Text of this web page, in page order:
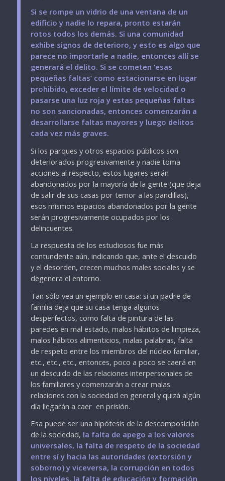
Si se rompe un vidrio de una ventana de un
edificio y nadie lo repara, pronto estarán
rotos todos los demás. Si una comunidad
exhibe signos de deterioro, y esto es algo que
parece no importarle a nadie, entonces allí se
generará el delito. Si se cometen ‘esas
pequeñas faltas’ como estacionarse en lugar
prohibido, exceder el límite de velocidad o
pasarse una luz roja y estas pequeñas faltas
no son sancionadas, entonces comenzarán a
desarrollarse faltas mayores y luego delitos
cada vez más graves.
Si los parques y otros espacios públicos son
deteriorados progresivamente y nadie toma
acciones al respecto, estos lugares serán
abandonados por la mayoría de la gente (que deja
de salir de sus casas por temor a las pandillas),
esos mismos espacios abandonados por la gente
serán progresivamente ocupados por los
delincuentes.
La respuesta de los estudiosos fue más
contundente aún, indicando que, ante el descuido
y el desorden, crecen muchos males sociales y se
degenera el entorno.
Tan sólo vea un ejemplo en casa: si un padre de
familia deja que su casa tenga algunos
desperfectos, como falta de pintura de las
paredes en mal estado, malos hábitos de limpieza,
malos hábitos alimenticios, malas palabras, falta
de respeto entre los miembros del núcleo familiar,
etc., etc., etc., entonces, poco a poco se caerá en
un descuido de las relaciones interpersonales de
los familiares y comenzarán a crear malas
relaciones con la sociedad en general y quizá algún
día llegarán a caer en prisión.
Esa puede ser una hipótesis de la descomposición
de la sociedad, la falta de apego a los valores
universales, la falta de respeto de la sociedad
entre sí y hacia las autoridades (extorsión y
soborno) y viceversa, la corrupción en todos
los niveles, la falta de educación y formación